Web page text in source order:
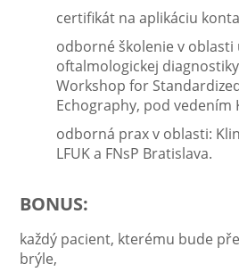
certifikát na aplikáciu
odborné školenie v oblasti
oftalmologickej
Workshop for
Echography, pod vedením
odborná prax v oblasti:
LFUK a FNsP Bratislava.
BONUS:
každý pacient, kterému bude
brýle,